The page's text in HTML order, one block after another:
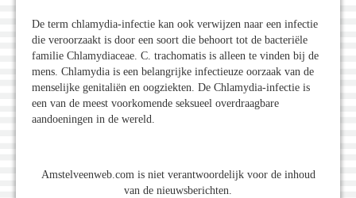
De term chlamydia-infectie kan ook verwijzen naar een infectie
die veroorzaakt is door een soort die behoort tot de bacteriële
familie Chlamydiaceae. C. trachomatis is alleen te vinden bij de
mens. Chlamydia is een belangrijke infectieuze oorzaak van de
menselijke genitaliën en oogziekten. De Chlamydia-infectie is
een van de meest voorkomende seksueel overdraagbare
aandoeningen in de wereld.
Amstelveenweb.com is niet verantwoordelijk voor de inhoud
van de nieuwsberichten.